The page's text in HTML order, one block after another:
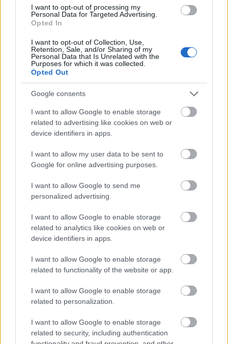
I want to opt-out of processing my
Personal Data for Targeted Advertising.
Opted In
I want to opt-out of Collection, Use,
Retention, Sale, and/or Sharing of my
Personal Data that Is Unrelated with the
Purposes for which it was collected.
Opted Out
Google consents
I want to allow Google to enable storage
related to advertising like cookies on web or
device identifiers in apps.
I want to allow my user data to be sent to
Google for online advertising purposes.
I want to allow Google to send me
personalized advertising.
I want to allow Google to enable storage
related to analytics like cookies on web or
device identifiers in apps.
I want to allow Google to enable storage
related to functionality of the website or app.
I want to allow Google to enable storage
related to personalization.
I want to allow Google to enable storage
related to security, including authentication
RTL II. Élt: 11 évet
2023. december 18.
tíz évének egyik legsikeresebb és legnagyobb
kábelcsatornája, az RTL II (vagy Kettő). Hosszú ...